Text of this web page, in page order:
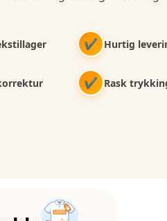
✔ Hurtig
✔ Rask